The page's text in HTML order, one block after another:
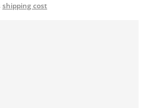
shipping cost